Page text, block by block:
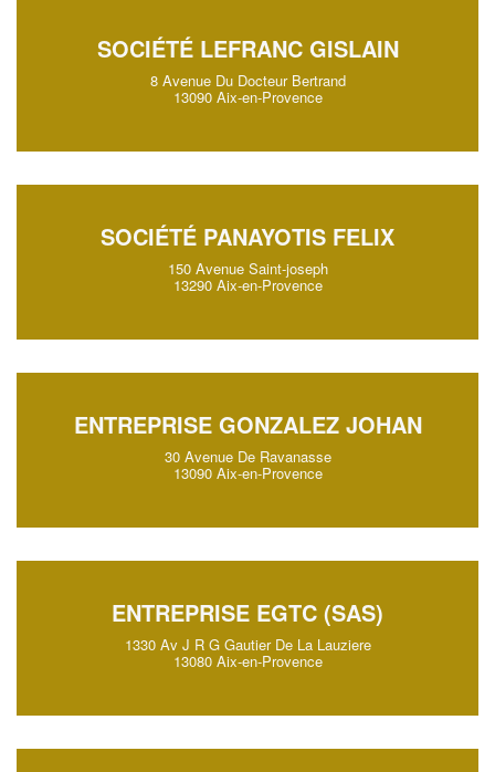
SOCIÉTÉ LEFRANC GISLAIN
8 Avenue Du Docteur Bertrand
13090 Aix-en-Provence
SOCIÉTÉ PANAYOTIS FELIX
150 Avenue Saint-joseph
13290 Aix-en-Provence
ENTREPRISE GONZALEZ JOHAN
30 Avenue De Ravanasse
13090 Aix-en-Provence
ENTREPRISE EGTC (SAS)
1330 Av J R G Gautier De La Lauziere
13080 Aix-en-Provence